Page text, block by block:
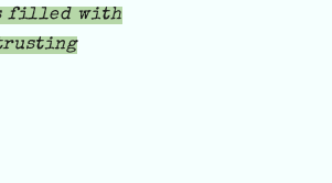
filled with
trusting